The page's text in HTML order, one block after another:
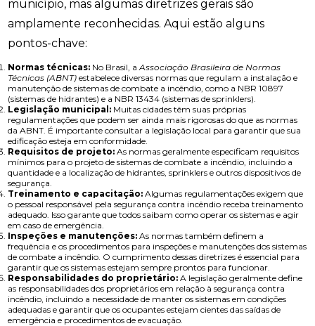
município, mas algumas diretrizes gerais são
amplamente reconhecidas. Aqui estão alguns
pontos-chave:
Normas técnicas: No Brasil, aAssociação Brasileira de Normas
Técnicas (ABNT) estabelece diversas normas que regulam a instalação e
manutenção de sistemas de combate a incêndio, como a NBR 10897
(sistemas de hidrantes) e a NBR 13434 (sistemas de sprinklers).
Legislação municipal: Muitas cidades têm suas próprias
regulamentações que podem ser ainda mais rigorosas do que as normas
da ABNT. É importante consultar a legislação local para garantir que sua
edificação esteja em conformidade.
Requisitos de projeto: As normas geralmente especificam requisitos
mínimos para o projeto de sistemas de combate a incêndio, incluindo a
quantidade e a localização de hidrantes, sprinklers e outros dispositivos de
segurança.
Treinamento e capacitação: Algumas regulamentações exigem que
o pessoal responsável pela segurança contra incêndio receba treinamento
adequado. Isso garante que todos saibam como operar os sistemas e agir
em caso de emergência.
Inspeções e manutenções: As normas também definem a
frequência e os procedimentos para inspeções e manutenções dos sistemas
de combate a incêndio. O cumprimento dessas diretrizes é essencial para
garantir que os sistemas estejam sempre prontos para funcionar.
Responsabilidades do proprietário: A legislação geralmente define
as responsabilidades dos proprietários em relação à segurança contra
incêndio, incluindo a necessidade de manter os sistemas em condições
adequadas e garantir que os ocupantes estejam cientes das saídas de
emergência e procedimentos de evacuação.